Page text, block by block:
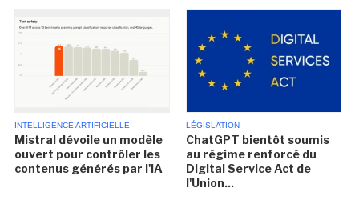
INTELLIGENCE ARTIFICIELLE
Mistral dévoile un modèle
ouvert pour contrôler les
contenus générés par l'IA
LÉGISLATION
ChatGPT bientôt soumis
au régime renforcé du
Digital Service Act de
l'Union...